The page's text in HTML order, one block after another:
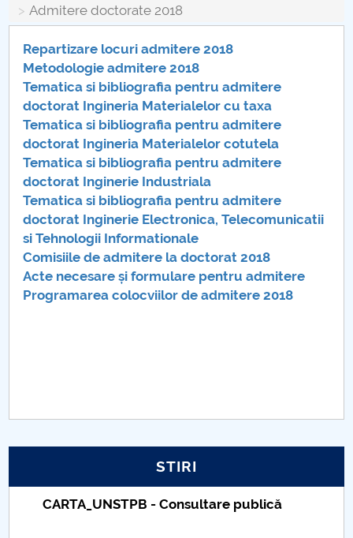
Despre Universitate
Centrul de Management al Proiectelor
Consiliul de Administratie
Nr. de telefon si adrese Facultăți
Admitere
Români de pretutindeni - ADMITERE
Senat
Facultăți
Proiect PRIM STUD
Admitere doctorate 2018
Repartizare locuri admitere 2018
Metodologie admitere 2018
Tematica si bibliografia pentru admitere
doctorat Ingineria Materialelor cu taxa
Tematica si bibliografia pentru admitere
doctorat Ingineria Materialelor cotutela
Tematica si bibliografia pentru admitere
doctorat Inginerie Industriala
Tematica si bibliografia pentru admitere
doctorat Inginerie Electronica, Telecomunicatii
si Tehnologii Informationale
Comisiile de admitere la doctorat 2018
Acte necesare și formulare pentru admitere
Programarea colocviilor de admitere 2018
STIRI
CARTA_UNSTPB - Consultare publică